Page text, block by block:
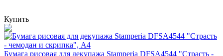
Купить
Бумага рисовая для декупажа Stamperia DFSA4544 "Страсть -